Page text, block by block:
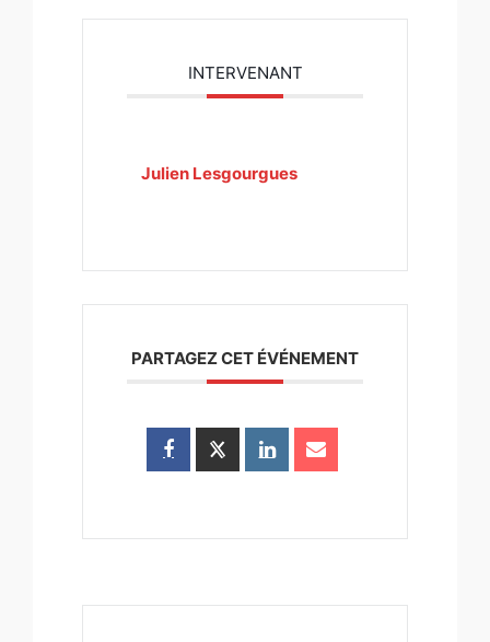
INTERVENANT
Julien Lesgourgues
PARTAGEZ CET ÉVÉNEMENT